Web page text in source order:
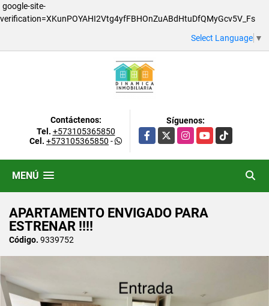
google-site-
verification=XKunPOYAHI2Vtg4yfFBHOnZuABdHtuDfQMyGcv5V_Fs
Select Language ▼
Contáctenos:
Tel. +573105365850
Cel. +573105365850 -
Síguenos:
Facebook
X InstagramYouTubeTikTok
MENÚ
APARTAMENTO ENVIGADO PARA
ESTRENAR !!!!
Código. 9339752